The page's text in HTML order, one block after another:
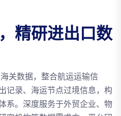
精研进出口数
关数据，整合航运运输信
记录、海运节点过境信息，构
系。深度服务于外贸企业、物